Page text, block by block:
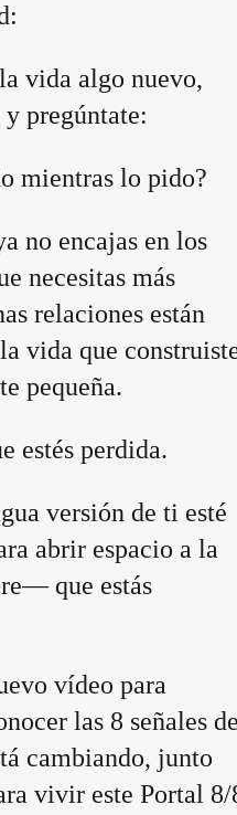
vida algo nuevo,
pregúntate:
mientras lo pido?
no encajas en los
necesitas más
relaciones están
vida que
pequeña.
estés perdida.
versión de ti esté
abrir espacio a la
que estás
vídeo para
las 8 señales
cambiando, junto
vivir este Portal 8/